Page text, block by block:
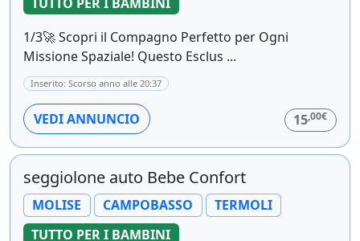
1/3🚀 Scopri il Compagno Perfetto per Ogni
Missione Spaziale! Questo Esclus ...
Inserito: Scorso anno alle 20:37
VEDI ANNUNCIO 15,00€
seggiolone auto Bebe Confort
MOLISE CAMPOBASSO
TERMOLI
TUTTO PER I BAMBINI